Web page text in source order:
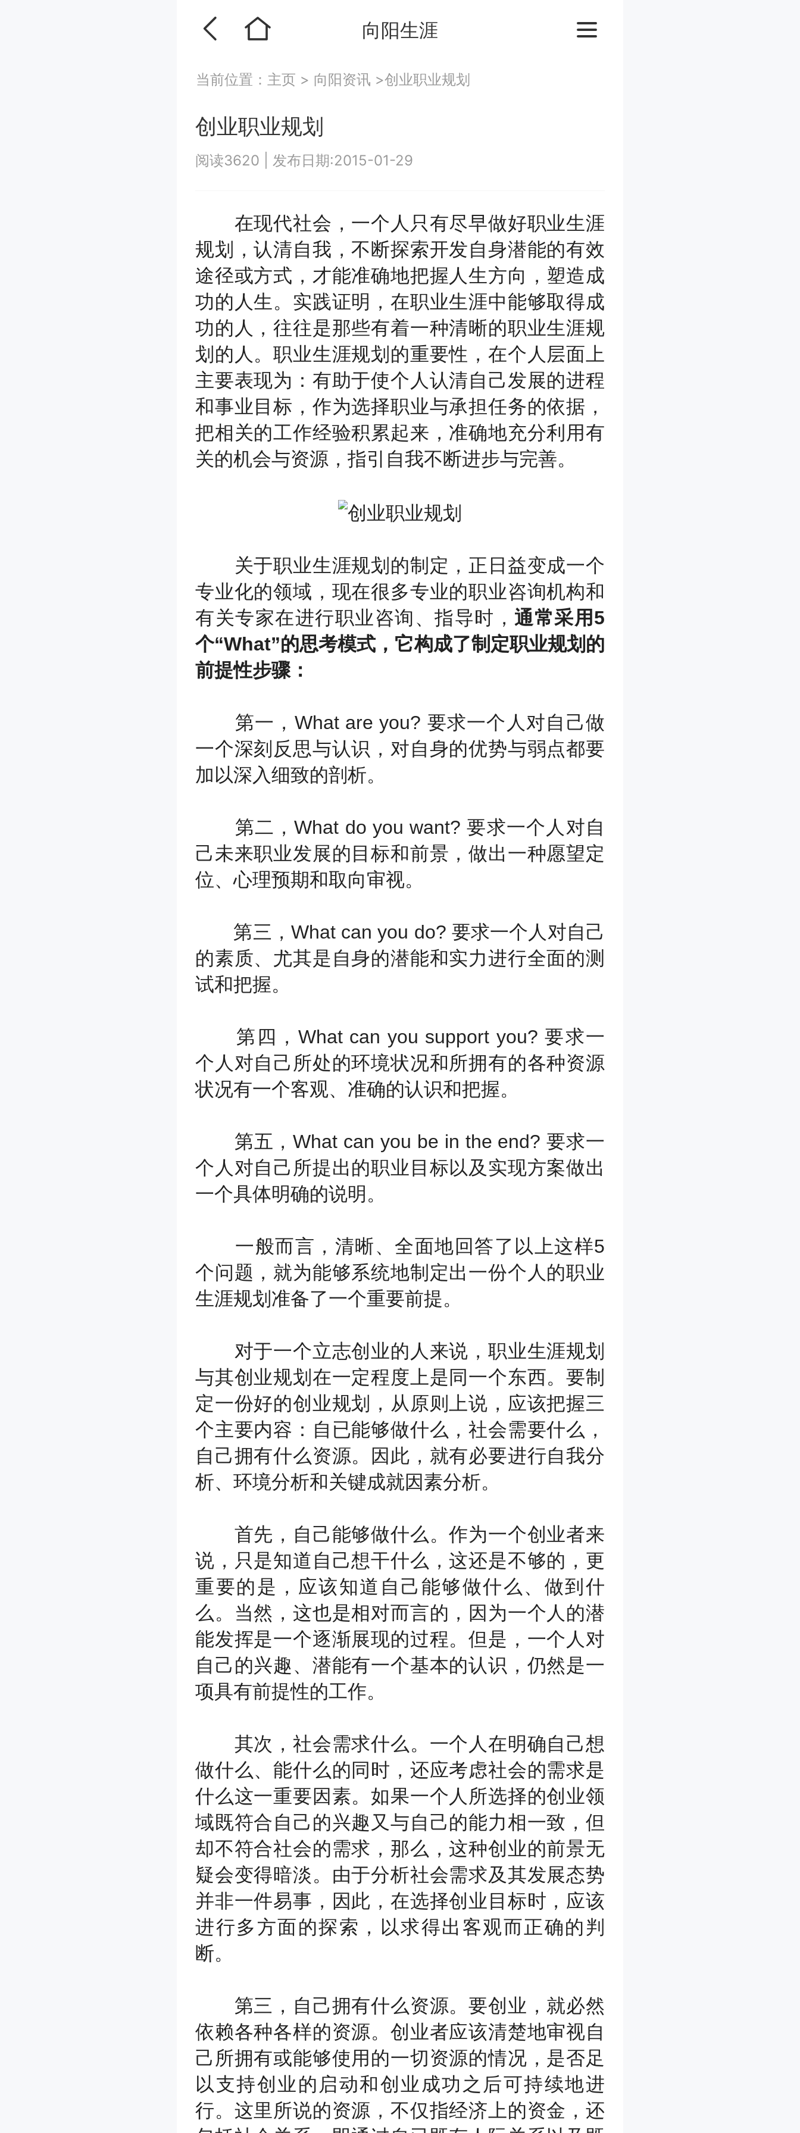
向阳生涯
当前位置： 主页 > 向阳资讯 >创业职业规划
创业职业规划
阅读3620 发布日期:2015-01-29
在现代社会，一个人只有尽早做好职业生涯
规划，认清自我，不断探索开发自身潜能的有效
途径或方式，才能准确地把握人生方向，塑造成
功的人生。实践证明，在职业生涯中能够取得成
功的人，往往是那些有着一种清晰的职业生涯规
划的人。职业生涯规划的重要性，在个人层面上
主要表现为：有助于使个人认清自己发展的进程
和事业目标，作为选择职业与承担任务的依据，
把相关的工作经验积累起来，准确地充分利用有
关的机会与资源，指引自我不断进步与完善。
关于职业生涯规划的制定，正日益变成一个
专业化的领域，现在很多专业的职业咨询机构和
有关专家在进行职业咨询、指导时， 通常采用5
个“What”的思考模式，它构成了制定职业规划的
前提性步骤：
第一，What are you? 要求一个人对自己做
一个深刻反思与认识，对自身的优势与弱点都要
加以深入细致的剖析。
第二，What do you want? 要求一个人对自
己未来职业发展的目标和前景，做出一种愿望定
位、心理预期和取向审视。
第三，What can you do? 要求一个人对自己
的素质、尤其是自身的潜能和实力进行全面的测
试和把握。
第四，What can you support you? 要求一
个人对自己所处的环境状况和所拥有的各种资源
状况有一个客观、准确的认识和把握。
第五，What can you be in the end? 要求一
个人对自己所提出的职业目标以及实现方案做出
一个具体明确的说明。
一般而言，清晰、全面地回答了以上这样5
个问题，就为能够系统地制定出一份个人的职业
生涯规划准备了一个重要前提。
对于一个立志创业的人来说，职业生涯规划
与其创业规划在一定程度上是同一个东西。要制
定一份好的创业规划，从原则上说，应该把握三
个主要内容：自已能够做什么，社会需要什么，
自己拥有什么资源。因此，就有必要进行自我分
析、环境分析和关键成就因素分析。
首先，自己能够做什么。作为一个创业者来
说，只是知道自己想干什么，这还是不够的，更
重要的是，应该知道自己能够做什么、做到什
么。当然，这也是相对而言的，因为一个人的潜
能发挥是一个逐渐展现的过程。但是，一个人对
自己的兴趣、潜能有一个基本的认识，仍然是一
项具有前提性的工作。
其次，社会需求什么。一个人在明确自己想
做什么、能什么的同时，还应考虑社会的需求是
什么这一重要因素。如果一个人所选择的创业领
域既符合自己的兴趣又与自己的能力相一致，但
却不符合社会的需求，那么，这种创业的前景无
疑会变得暗淡。由于分析社会需求及其发展态势
并非一件易事，因此，在选择创业目标时，应该
进行多方面的探索，以求得出客观而正确的判
断。
第三，自己拥有什么资源。要创业，就必然
依赖各种各样的资源。创业者应该清楚地审视自
己所拥有或能够使用的一切资源的情况，是否足
以支持创业的启动和创业成功之后可持续地进
行。这里所说的资源，不仅指经济上的资金，还